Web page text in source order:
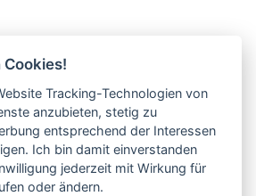
Tracking-Technologien von
anzubieten, stetig zu
entsprechend der Interessen
Ich bin damit einverstanden
jederzeit mit Wirkung für
oder ändern.